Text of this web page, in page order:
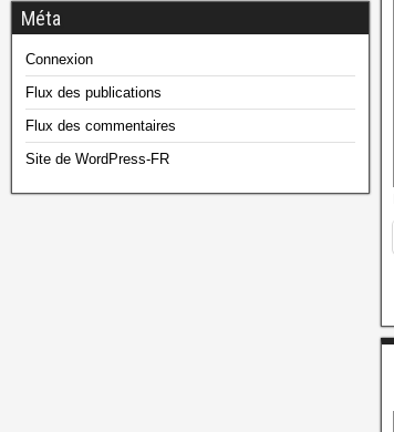
Méta
Connexion
Flux des publications
Flux des commentaires
Site de WordPress-FR